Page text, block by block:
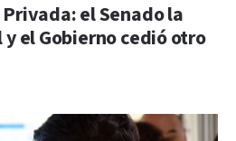
el Senado la
el Gobierno cedió otro